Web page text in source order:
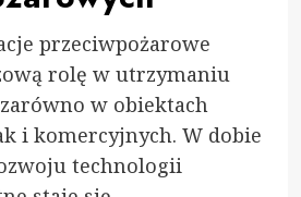
przeciwpożarowe
rolę w utrzymaniu
w obiektach
i komercyjnych. W dobie
technologii